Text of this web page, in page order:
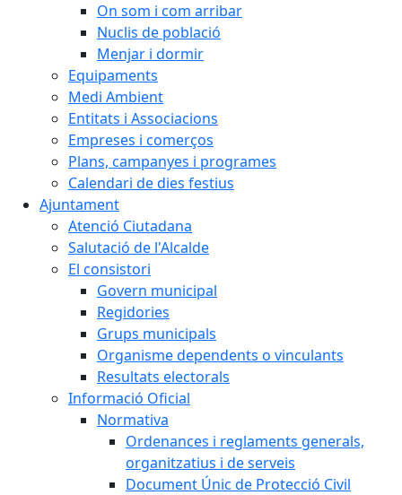
On som i com arribar
Nuclis de població
Menjar i dormir
Equipaments
Medi Ambient
Entitats i Associacions
Empreses i comerços
Plans, campanyes i programes
Calendari de dies festius
Ajuntament
Atenció Ciutadana
Salutació de l'Alcalde
El consistori
Govern municipal
Regidories
Grups municipals
Organisme dependents o vinculants
Resultats electorals
Informació Oficial
Normativa
Ordenances i reglaments generals,
organitzatius i de serveis
Document Únic de Protecció Civil